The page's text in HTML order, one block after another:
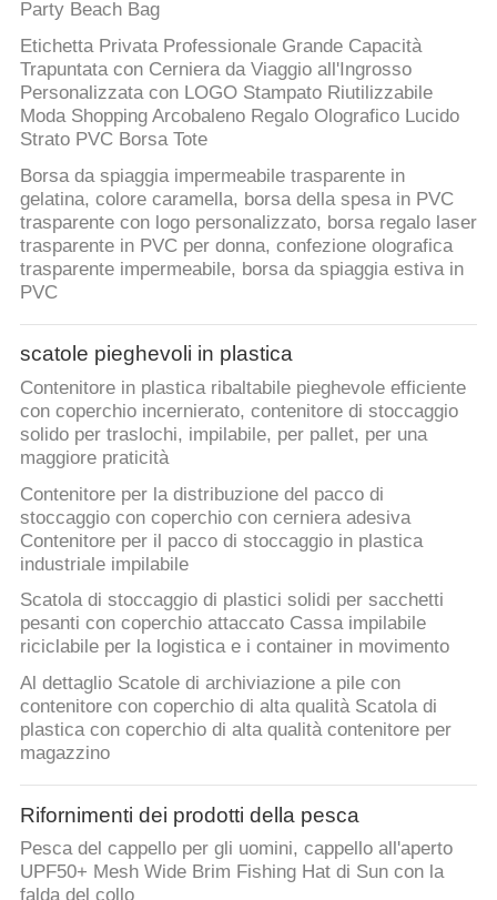
Party Beach Bag
Etichetta Privata Professionale Grande Capacità
Trapuntata con Cerniera da Viaggio all'Ingrosso
Personalizzata con LOGO Stampato Riutilizzabile
Moda Shopping Arcobaleno Regalo Olografico Lucido
Strato PVC Borsa Tote
Borsa da spiaggia impermeabile trasparente in
gelatina, colore caramella, borsa della spesa in PVC
trasparente con logo personalizzato, borsa regalo laser
trasparente in PVC per donna, confezione olografica
trasparente impermeabile, borsa da spiaggia estiva in
PVC
scatole pieghevoli in plastica
Contenitore in plastica ribaltabile pieghevole efficiente
con coperchio incernierato, contenitore di stoccaggio
solido per traslochi, impilabile, per pallet, per una
maggiore praticità
Contenitore per la distribuzione del pacco di
stoccaggio con coperchio con cerniera adesiva
Contenitore per il pacco di stoccaggio in plastica
industriale impilabile
Scatola di stoccaggio di plastici solidi per sacchetti
pesanti con coperchio attaccato Cassa impilabile
riciclabile per la logistica e i container in movimento
Al dettaglio Scatole di archiviazione a pile con
contenitore con coperchio di alta qualità Scatola di
plastica con coperchio di alta qualità contenitore per
magazzino
Rifornimenti dei prodotti della pesca
Pesca del cappello per gli uomini, cappello all'aperto
UPF50+ Mesh Wide Brim Fishing Hat di Sun con la
falda del collo